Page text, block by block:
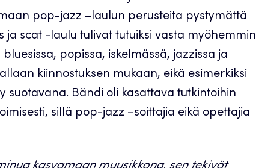
pop-jazz –laulun perusteita pystymättä
ja scat -laulu tulivat tutuiksi vasta myöhemmin
popissa, iskelmässä, jazzissa ja
kiinnostuksen mukaan, eikä esimerkiksi
suotavana. Bändi oli kasattava tutkintoihin
sillä pop-jazz –soittajia eikä opettajia